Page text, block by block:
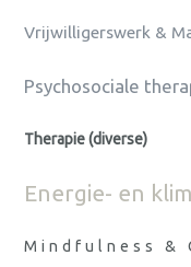
Vrijwilligerswerk &
Psychosociale
Therapie (diverse)
Energie- en
Mindfulness &